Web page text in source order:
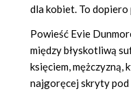
dla kobiet. To
Powieść Evie
między błyskotliwą
księciem, mężczyzną,
najgoręcej skryty pod